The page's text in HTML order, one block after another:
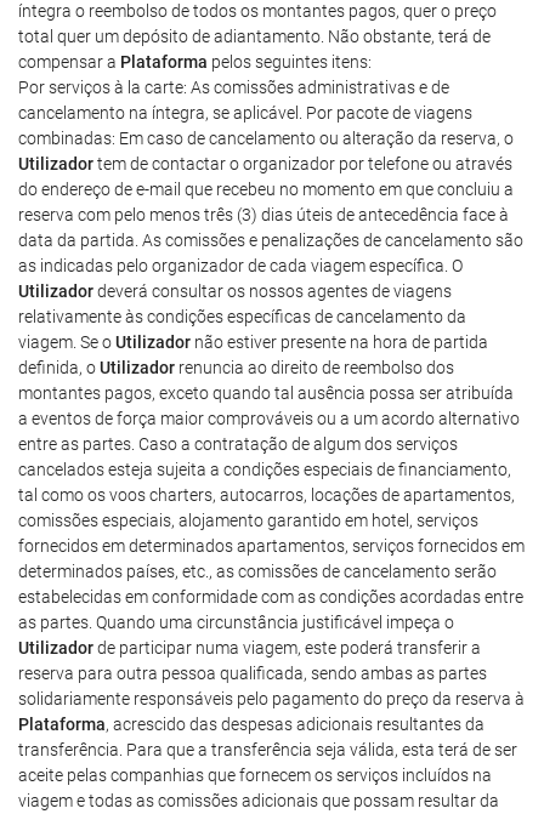
íntegra o reembolso de todos os montantes pagos, quer o preço
total quer um depósito de adiantamento. Não obstante, terá de
compensar a Plataforma pelos seguintes itens:
Por serviços à la carte: As comissões administrativas e de
cancelamento na íntegra, se aplicável. Por pacote de viagens
combinadas: Em caso de cancelamento ou alteração da reserva, o
Utilizadortem de contactar o organizador por telefone ou através
do endereço de e-mail que recebeu no momento em que concluiu a
reserva com pelo menos três (3) dias úteis de antecedência face à
data da partida. As comissões e penalizações de cancelamento são
as indicadas pelo organizador de cada viagem específica. O
Utilizadordeverá consultar os nossos agentes de viagens
relativamente às condições específicas de cancelamento da
viagem. Se oUtilizador não estiver presente na hora de partida
definida, oUtilizador renuncia ao direito de reembolso dos
montantes pagos, exceto quando tal ausência possa ser atribuída
a eventos de força maior comprováveis ou a um acordo alternativo
entre as partes. Caso a contratação de algum dos serviços
cancelados esteja sujeita a condições especiais de financiamento,
tal como os voos charters, autocarros, locações de apartamentos,
comissões especiais, alojamento garantido em hotel, serviços
fornecidos em determinados apartamentos, serviços fornecidos em
determinados países, etc., as comissões de cancelamento serão
estabelecidas em conformidade com as condições acordadas entre
as partes. Quando uma circunstância justificável impeça o
Utilizadorde participar numa viagem, este poderá transferir a
reserva para outra pessoa qualificada, sendo ambas as partes
solidariamente responsáveis pelo pagamento do preço da reserva à
Plataforma, acrescido das despesas adicionais resultantes da
transferência. Para que a transferência seja válida, esta terá de ser
aceite pelas companhias que fornecem os serviços incluídos na
viagem e todas as comissões adicionais que possam resultar da